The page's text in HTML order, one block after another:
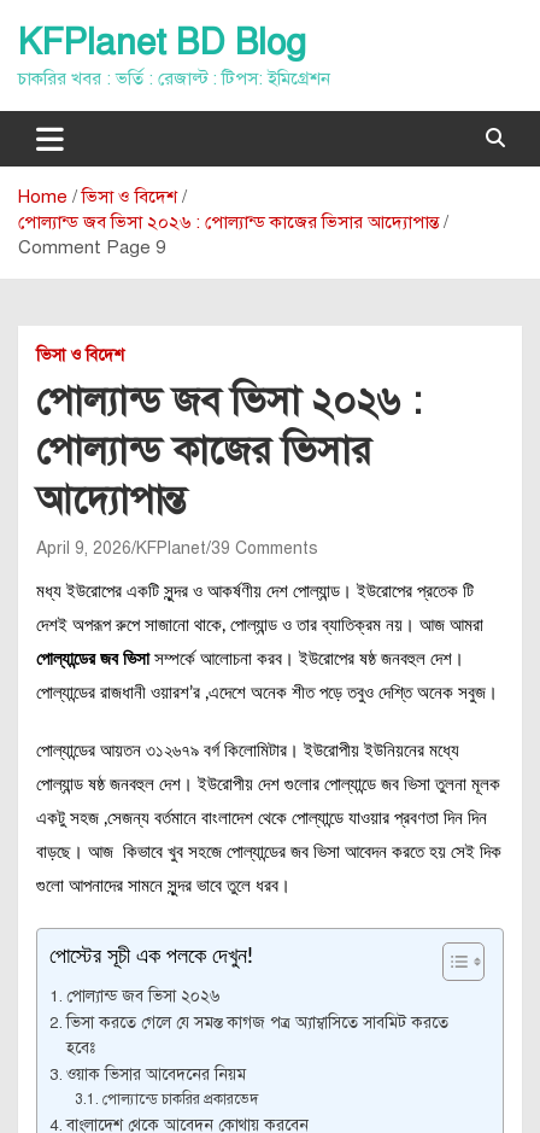
content
KFPlanet BD Blog
চাকরির খবর : ভর্তি : রেজাল্ট : টিপস: ইমিগ্রেশন
Home
ভিসা ও বিদেশ
পোল্যান্ড জব ভিসা ২০২৬ : পোল্যান্ড কাজের ভিসার আদ্যোপান্ত
Comment Page 9
ভিসা ও বিদেশ
পোল্যান্ড জব ভিসা ২০২৬ :
পোল্যান্ড কাজের ভিসার
আদ্যোপান্ত
April 9, 2026 KFPlanet 39 Comments
মধ্য ইউরোপের একটি সুন্দর ও আকর্ষণীয় দেশ পোল্যান্ড। ইউরোপের প্রতেক টি
দেশই অপরূপ রুপে সাজানো থাকে, পোল্যান্ড ও তার ব্যাতিক্রম নয়। আজ আমরা
পোল্যান্ডের জব ভিসাসম্পর্কে আলোচনা করব। ইউরোপের ষষ্ঠ জনবহুল দেশ।
পোল্যান্ডের রাজধানী ওয়ারশ’র ,এদেশে অনেক শীত পড়ে তবুও দেশ্তি অনেক সবুজ।
পোল্যান্ডের আয়তন ৩১২৬৭৯ বর্গ কিলোমিটার। ইউরোপীয় ইউনিয়নের মধ্যে
পোল্যান্ড ষষ্ঠ জনবহুল দেশ। ইউরোপীয় দেশ গুলোর পোল্যান্ডে জব ভিসা তুলনা মূলক
একটু সহজ ,সেজন্য বর্তমানে বাংলাদেশ থেকে পোল্যান্ডে যাওয়ার প্রবণতা দিন দিন
বাড়ছে। আজ কিভাবে খুব সহজে পোল্যান্ডের জব ভিসা আবেদন করতে হয় সেই দিক
গুলো আপনাদের সামনে সুন্দর ভাবে তুলে ধরব।
পোস্টের সূচী এক পলকে দেখুন!
পোল্যান্ড জব ভিসা ২০২৬
ভিসা করতে গেলে যে সমস্ত কাগজ পত্র অ্যাম্বাসিতে সাবমিট করতে
হবেঃ
ওয়াক ভিসার আবেদনের নিয়ম
পোল্যান্ডে চাকরির প্রকারভেদ
বাংলাদেশ থেকে আবেদন কোথায় করবেন